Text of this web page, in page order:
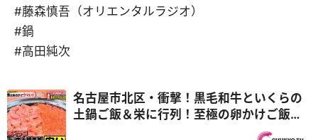
#藤森慎吾（オリエンタルラジオ）
#鍋
#高田純次
名古屋市北区・衝撃！黒毛和牛といくらの
土鍋ご飯＆栄に行列！至極の卵かけご飯
やめたいのにやめられない罪悪めし！『PS